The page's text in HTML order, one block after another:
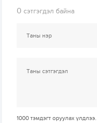
0 сэтгэгдэл байна
1000 тэмдэгт оруулах үлдлээ.